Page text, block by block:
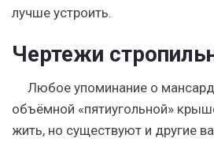
лучше устроить.
Чертежи
Любое упоминание о
объёмной «пятиугольной»
жить, но существуют и другие